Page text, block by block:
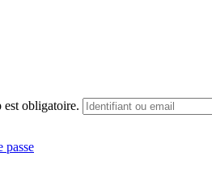
est obligatoire.
passe